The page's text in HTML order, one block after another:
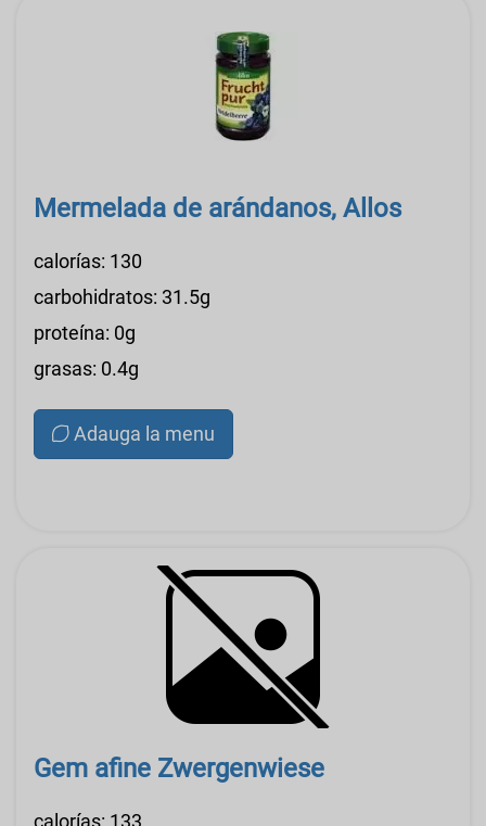
Mermelada de arándanos, Allos
calorías: 130
carbohidratos: 31.5g
proteína: 0g
grasas: 0.4g
Adauga la menu
Gem afine Zwergenwiese
calorías: 133